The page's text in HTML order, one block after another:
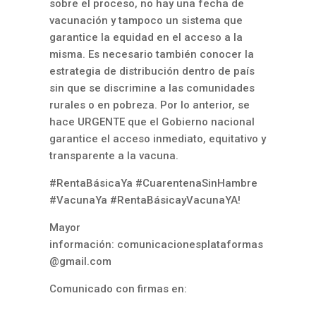
sobre el proceso, no hay una fecha de
vacunación y tampoco un sistema que
garantice la equidad en el acceso a la
misma. Es necesario también conocer la
estrategia de distribución dentro de país
sin que se discrimine a las comunidades
rurales o en pobreza. Por lo anterior, se
hace URGENTE que el Gobierno nacional
garantice el acceso inmediato, equitativo y
transparente a la vacuna.
#RentaBásicaYa #CuarentenaSinHambre
#VacunaYa #RentaBásicayVacunaYA!
Mayor
información: comunicacionesplataformas
@gmail.com
Comunicado con firmas en: